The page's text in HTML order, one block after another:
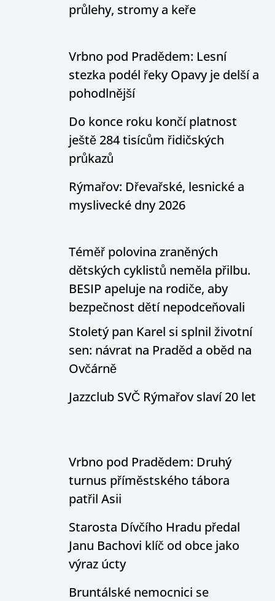
průlehy, stromy a keře
Vrbno pod Pradědem: Lesní
stezka podél řeky Opavy je delší a
pohodlnější
Do konce roku končí platnost
ještě 284 tisícům řidičských
průkazů
Rýmařov: Dřevařské, lesnické a
myslivecké dny 2026
Téměř polovina zraněných
dětských cyklistů neměla přilbu.
BESIP apeluje na rodiče, aby
bezpečnost dětí nepodceňovali
Stoletý pan Karel si splnil životní
sen: návrat na Praděd a oběd na
Ovčárně
Jazzclub SVČ Rýmařov slaví 20 let
Vrbno pod Pradědem: Druhý
turnus příměstského tábora
patřil Asii
Starosta Dívčího Hradu předal
Janu Bachovi klíč od obce jako
výraz úcty
Bruntálské nemocnici se